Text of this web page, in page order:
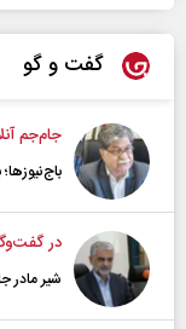
گفت و گو
جام‌جم
در
شیر مادر